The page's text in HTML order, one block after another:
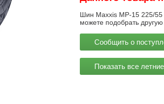
Шин Maxxis MP-15 225/55
можете подобрать
Сообщить о
Показать все